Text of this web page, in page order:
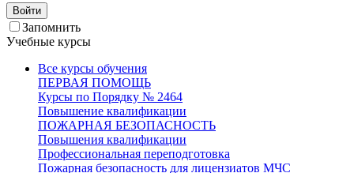
Войти
Запомнить
Учебные курсы
Все курсы обучения
ПЕРВАЯ ПОМОЩЬ
Курсы по Порядку № 2464
Повышение квалификации
ПОЖАРНАЯ БЕЗОПАСНОСТЬ
Повышения квалификации
Профессиональная переподготовка
Пожарная безопасность для лицензиатов МЧС